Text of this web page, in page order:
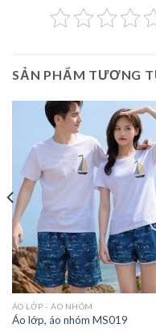
SẢN PHẨM TƯƠNG
ÁO LỚP - ÁO NHÓM
Áo lớp, áo nhóm MS019